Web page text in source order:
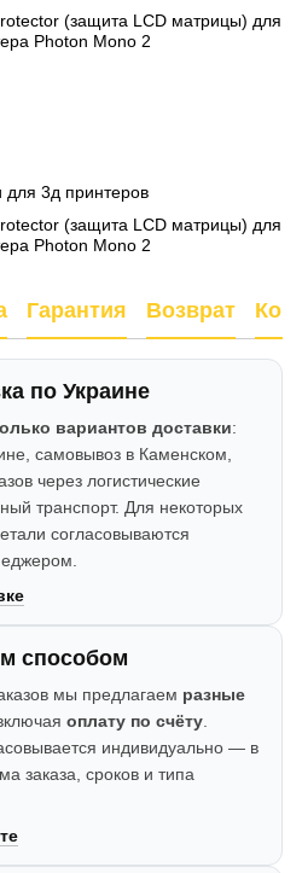
(защита LCD матрицы) для
Photon Mono 2
для 3д принтеров
(защита LCD матрицы) для
Photon Mono 2
Гарантия Возврат
по Украине
вариантов доставки:
самовывоз в Каменском,
через логистические
транспорт. Для некоторых
согласовываются
способом
мы предлагаем разные
включая оплату по счёту
индивидуально — в
заказа, сроков и типа